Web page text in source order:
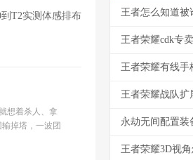
T2实测体感排布
想着杀人、拿
掉塔，一波团
王者怎么知道
王者荣耀cdk专
王者荣耀有线
永劫无间配置装